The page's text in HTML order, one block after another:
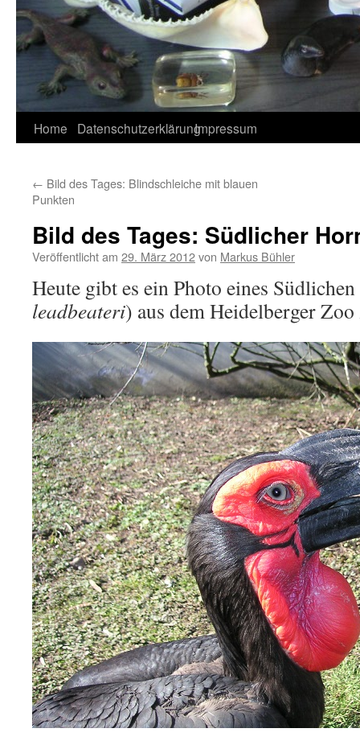
Home DatenschutzerklärungImpressum
← Bild des Tages: Blindschleiche mit blauen
Punkten
Bild des Tages: Südlicher
Veröffentlicht am 29. März 2012von Markus Bühler
Heute gibt es ein Photo eines
leadbeateri) aus dem Heidelberger Zoo